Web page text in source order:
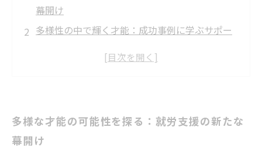
幕開け
多様性の中で輝く才能：成功事例に学ぶサポー
一人ひとりの特性を活かす：進化する就労支援
えた成果
職場の多様性を高めるための具体的な取り組み
多様な才能の可能性を探る：就労支援の新たな
幕開け